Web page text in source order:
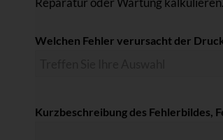
Welchen Fehler verursacht der
Kurzbeschreibung des Fehlerbildes,